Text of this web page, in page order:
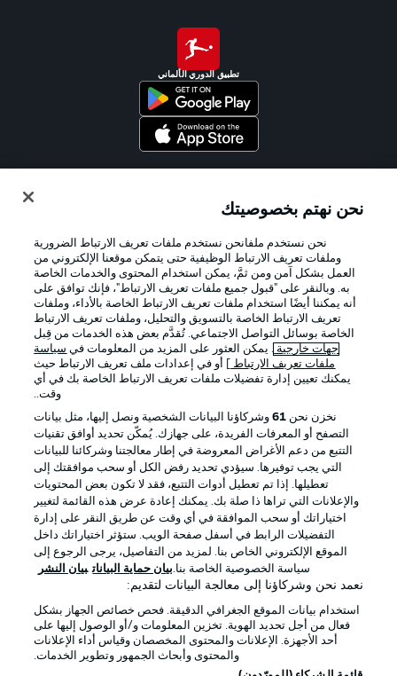
تطبيق الدوري الألماني
الإعلانات الإخطارات القانونية
شروط الاستخدام القنوات الناقلة
الوظائف جهة النشر
تواصل معنا اللاعبون
نحن نهتم بخصوصيتك
نحن نستخدم ملفانحن نستخدم ملفات تعريف الارتباط الضرورية
وملفات تعريف الارتباط الوظيفية حتى يتمكن موقعنا الإلكتروني من
العمل بشكل آمن ومن ثمَّ، يمكن استخدام المحتوى والخدمات الخاصة
به. وبالنقر على "قبول جميع ملفات تعريف الارتباط"، فإنك توافق على
أنه يمكننا أيضًا استخدام ملفات تعريف الارتباط الخاصة بالأداء، وملفات
تعريف الارتباط الخاصة بالتسويق والتحليل، وملفات تعريف الارتباط
الخاصة بوسائل التواصل الاجتماعي. تُقدَّم بعض هذه الخدمات من قِبل
جهات خارجية . يمكن العثور على المزيد من المعلومات في سياسة
ملفات تعريف الارتباط
] أو في إعدادات ملف تعريف الارتباط حيث
يمكنك تعيين إدارة تفضيلات ملفات تعريف الارتباط الخاصة بك في أي
وقت..
نخزن نحن 61وشركاؤنا البيانات الشخصية ونصل إليها، مثل بيانات
التصفح أو المعرفات الفريدة، على جهازك. يُمكّن تحديد أوافق تقنيات
التتبع من دعم الأغراض المعروضة في إطار معالجتنا وشركائنا للبيانات
التي يجب توفيرها. سيؤدي تحديد رفض الكل أو سحب موافقتك إلى
تعطيلها. إذا تم تعطيل أدوات التتبع، فقد لا تكون بعض المحتويات
والإعلانات التي تراها ذا صلة بك. يمكنك إعادة عرض هذه القائمة لتغيير
اختياراتك أو سحب الموافقة في أي وقت عن طريق النقر على إدارة
التفضيلات الرابط في أسفل صفحة الويب. ستؤثر اختياراتك داخل
الموقع الإلكتروني الخاص بنا. لمزيد من التفاصيل، يرجى الرجوع إلى
سياسة الخصوصية الخاصة بنا.بيان حماية البيانات بيان النشر
نعمد نحن وشركاؤنا إلى معالجة البيانات لتقديم:
استخدام بيانات الموقع الجغرافي الدقيقة. فحص خصائص الجهاز بشكل
فعال من أجل تحديد الهوية. تخزين المعلومات و/أو الوصول إليها على
أحد الأجهزة. الإعلانات والمحتوى المخصصان وقياس أداء الإعلانات
والمحتوى وأبحاث الجمهور وتطوير الخدمات.